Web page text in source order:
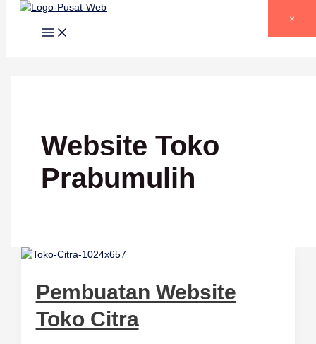
Lewati ke konten
Website Toko
Prabumulih
Pembuatan Website
Toko Citra
×